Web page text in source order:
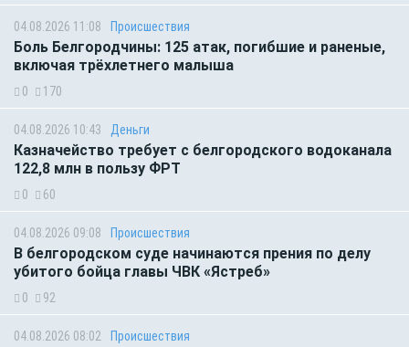
04.08.2026 11:08 Происшествия
Боль Белгородчины: 125 атак, погибшие и раненые,
включая трёхлетнего малыша
0 170
04.08.2026 10:43 Деньги
Казначейство требует с белгородского водоканала
122,8 млн в пользу ФРТ
0 60
04.08.2026 09:08 Происшествия
В белгородском суде начинаются прения по делу
убитого бойца главы ЧВК «Ястреб»
0 92
04.08.2026 08:02 Происшествия